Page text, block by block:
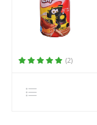
(2)